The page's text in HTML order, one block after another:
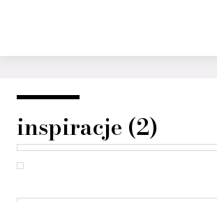
inspiracje (2)